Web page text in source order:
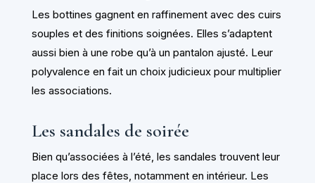
Les bottines gagnent en raffinement avec des cuirs
souples et des finitions soignées. Elles s’adaptent
aussi bien à une robe qu’à un pantalon ajusté. Leur
polyvalence en fait un choix judicieux pour multiplier
les associations.
Les sandales de soirée
Bien qu’associées à l’été, les sandales trouvent leur
place lors des fêtes, notamment en intérieur. Les